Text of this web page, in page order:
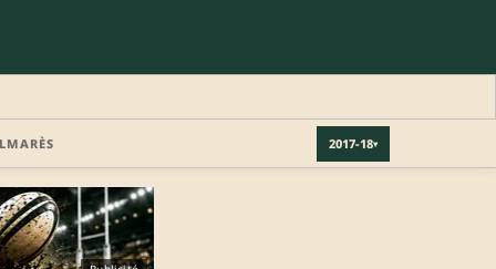
2017-18▾